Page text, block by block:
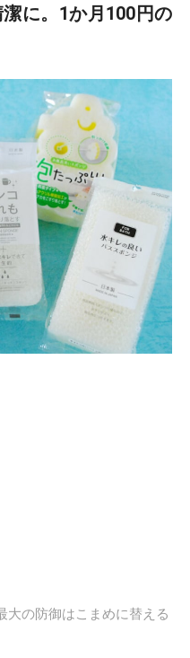
に。1か月100円の
大の防御はこまめに替える